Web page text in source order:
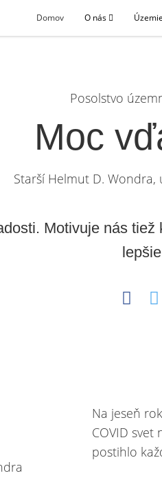
Domov O nás
Posolstvo
Moc
Starší Helmut D.
Motivuje nás
Na jeseň
COVID
postihlo